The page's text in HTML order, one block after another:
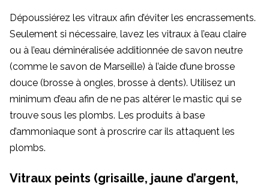
Dépoussiérez les vitraux afin d’éviter les encrassements.
Seulement si nécessaire, lavez les vitraux à l’eau claire
ou à l’eau déminéralisée additionnée de savon neutre
(comme le savon de Marseille) à l’aide d’une brosse
douce (brosse à ongles, brosse à dents). Utilisez un
minimum d’eau afin de ne pas altérer le mastic qui se
trouve sous les plombs. Les produits à base
d’ammoniaque sont à proscrire car ils attaquent les
plombs.
Vitraux peints (grisaille, jaune d’argent,